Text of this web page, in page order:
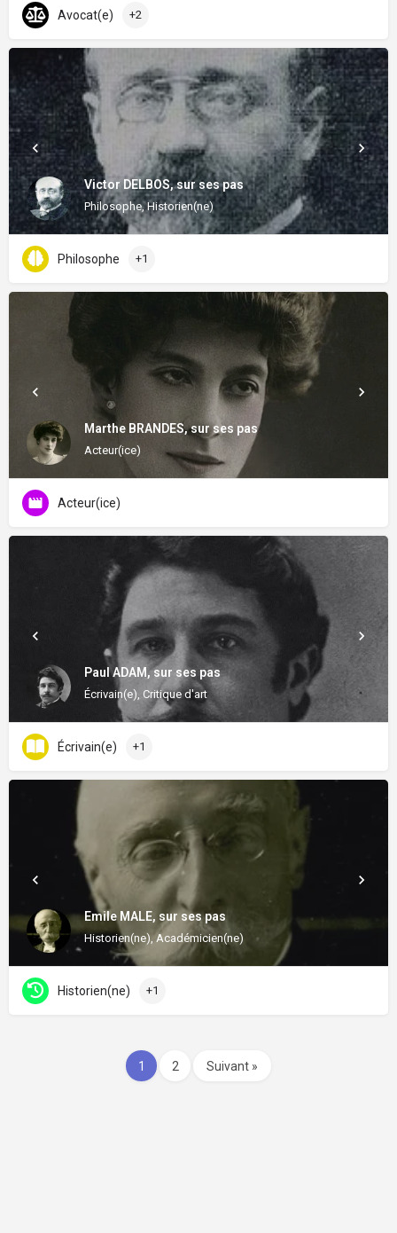
Avocat(e) +2
Victor DELBOS, sur ses pas
Philosophe, Historien(ne)
Philosophe +1
Marthe BRANDES, sur ses pas
Acteur(ice)
Acteur(ice)
Paul ADAM, sur ses pas
Écrivain(e), Critique d'art
Écrivain(e) +1
Emile MALE, sur ses pas
Historien(ne), Académicien(ne)
Historien(ne) +1
1 2 Suivant »